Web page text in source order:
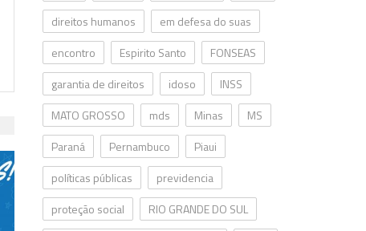
direitos humanos
em defesa do suas
encontro
Espirito Santo
FONSEAS
garantia de direitos
idoso
INSS
MATO GROSSO
mds Minas
MS
Paraná
Pernambuco
Piaui
políticas públicas
previdencia
proteção social
RIO GRANDE DO SUL